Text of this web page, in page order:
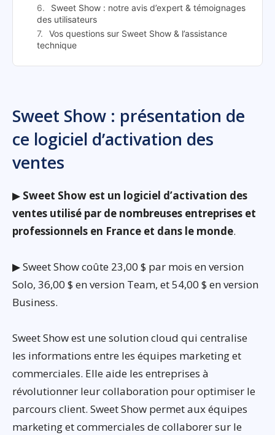
Sweet Show : notre avis d’expert & témoignages
des utilisateurs
Vos questions sur Sweet Show & l’assistance
technique
Sweet Show : présentation de
ce logiciel d’activation des
ventes
▶ Sweet Show est un logiciel d’activation des
ventes utilisé par de nombreuses entreprises et
professionnels en France et dans le monde.
▶ Sweet Show coûte 23,00 $ par mois en version
Solo, 36,00 $ en version Team, et 54,00 $ en version
Business.
Sweet Show est une solution cloud qui centralise
les informations entre les équipes marketing et
commerciales. Elle aide les entreprises à
révolutionner leur collaboration pour optimiser le
parcours client. Sweet Show permet aux équipes
marketing et commerciales de collaborer sur le